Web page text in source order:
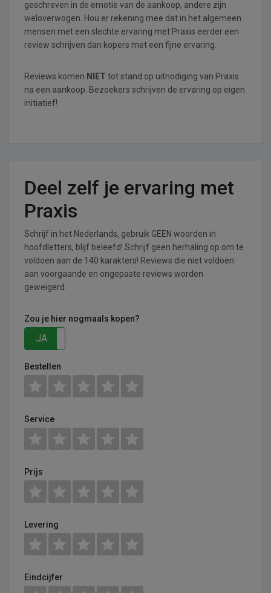
geschreven in de emotie van de aankoop, andere zijn
weloverwogen. Hou er rekening mee dat in het algemeen
mensen met een slechte ervaring met Praxis eerder een
review schrijven dan kopers met een fijne ervaring.
Reviews komen NIET tot stand op uitnodiging van Praxis
na een aankoop. Bezoekers schrijven de ervaring op eigen
initiatief!
Deel zelf je ervaring met
Praxis
Schrijf in het Nederlands, gebruik GEEN woorden in
hoofdletters, blijf beleefd! Schrijf geen herhaling op om te
voldoen aan de 140 karakters! Reviews die niet voldoen
aan voorgaande en ongepaste reviews worden
geweigerd.
Zou je hier nogmaals kopen?
JA
Bestellen
Service
Prijs
Levering
Eindcijfer